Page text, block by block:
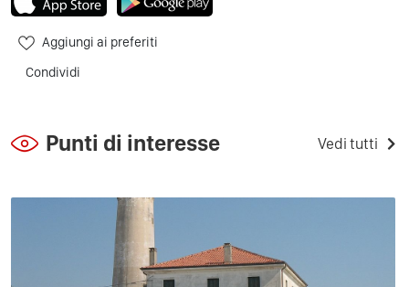
Aggiungi ai preferiti
Condividi
Punti di interesse Vedi tutti